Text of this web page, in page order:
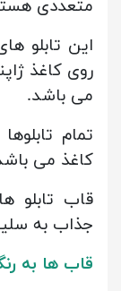
متعددی
می باشد.
تمام
کاغذ می
جذاب به
قاب ها به